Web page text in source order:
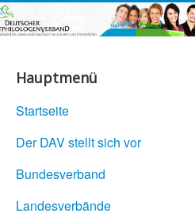
Hauptmenü
Startseite
Der DAV stellt sich vor
Bundesverband
Landesverbände